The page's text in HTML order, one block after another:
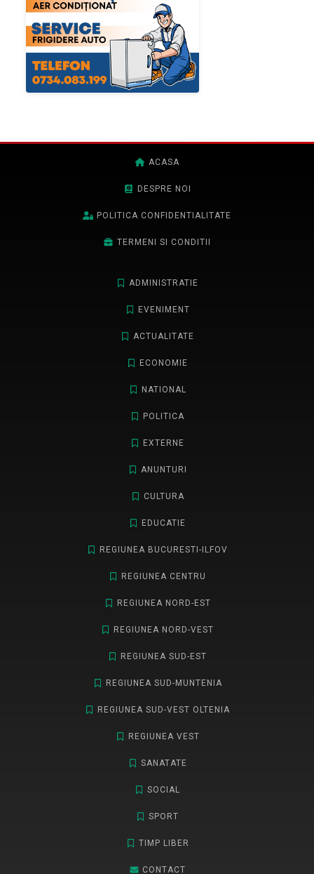
ACASA
DESPRE NOI
POLITICA CONFIDENTIALITATE
TERMENI SI CONDITII
ADMINISTRATIE
EVENIMENT
ACTUALITATE
ECONOMIE
NATIONAL
POLITICA
EXTERNE
ANUNTURI
CULTURA
EDUCATIE
REGIUNEA BUCURESTI-ILFOV
REGIUNEA CENTRU
REGIUNEA NORD-EST
REGIUNEA NORD-VEST
REGIUNEA SUD-EST
REGIUNEA SUD-MUNTENIA
REGIUNEA SUD-VEST OLTENIA
REGIUNEA VEST
SANATATE
SOCIAL
SPORT
TIMP LIBER
CONTACT